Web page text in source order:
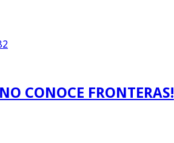
CONOCE FRONTERAS!